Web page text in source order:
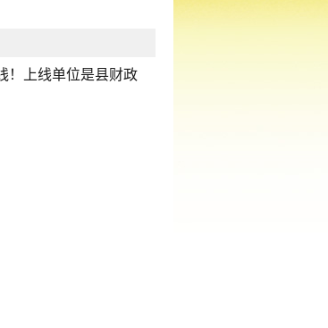
！上线单位是县财政